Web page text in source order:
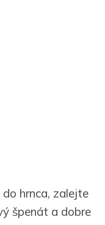
hrnca, zalejte
špenát a dobre